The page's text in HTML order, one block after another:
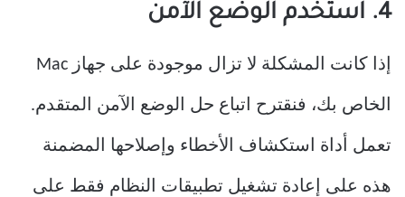
4. استخدم الوضع الآمن
إذا كانت المشكلة لا تزال موجودة على جهاز Mac
الخاص بك، فنقترح اتباع حل الوضع الآمن المتقدم.
تعمل أداة استكشاف الأخطاء وإصلاحها المضمنة
هذه على إعادة تشغيل تطبيقات النظام فقط على